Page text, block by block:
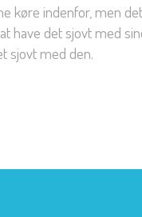
køre indenfor, men
have det sjovt med
sjovt med den.